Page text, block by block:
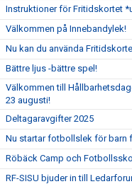
Instruktioner för Fritidskortet
Välkommen på Innebandylek!
Nu kan du använda
Bättre ljus -bättre spel!
Välkommen till
23 augusti!
Deltagaravgifter 2025
Nu startar fotbollslek för barn
Röbäck Camp och
RF-SISU bjuder in till